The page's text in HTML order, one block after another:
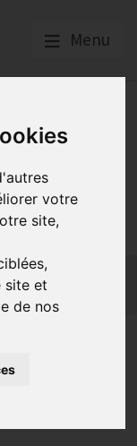
votre
site,
site et
de nos
Menu